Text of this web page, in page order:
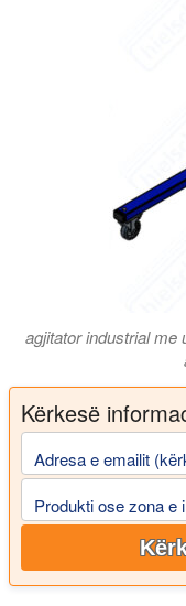
agjitator industrial me
Kërkesë
Adresa e emailit
Produkti ose zona e